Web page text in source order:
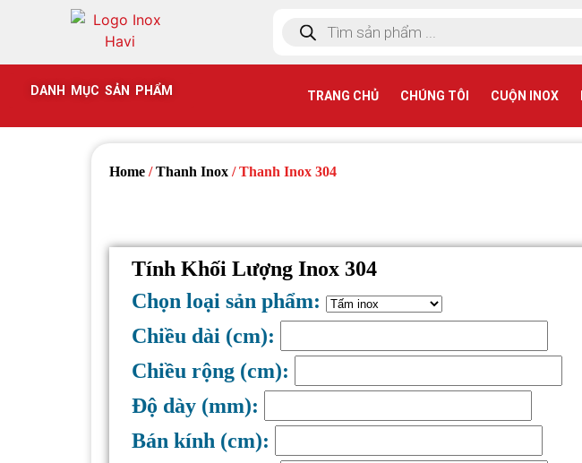
DANH MỤC SẢN PHẨM TRANG CHỦ CHÚNG TÔI CUỘN INOX
Home /Thanh Inox / Thanh Inox 304
Tính Khối Lượng Inox 304
Chọn loại sản phẩm:
Chiều dài (cm):
Chiều rộng (cm):
Độ dày (mm):
Bán kính (cm):